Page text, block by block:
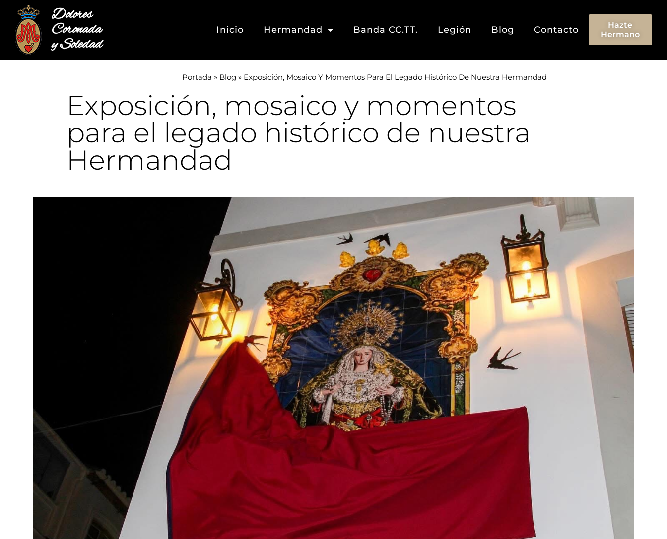
Dolores
Coronada
y Soledad
Inicio Hermandad Banda CC.TT. Legión Blog Contacto
Hazte
Hermano
Portada » Blog » Exposición, Mosaico Y Momentos Para El Legado Histórico De Nuestra Hermandad
Exposición, mosaico y momentos
para el legado histórico de nuestra
Hermandad